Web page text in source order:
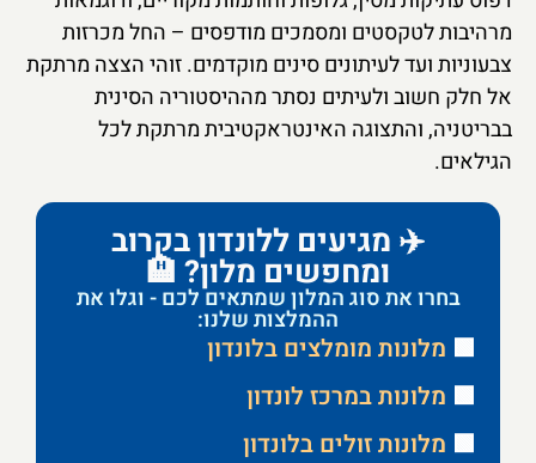
מרהיבות לטקסטים ומסמכים מודפסים – החל מכרזות
צבעוניות ועד לעיתונים סינים מוקדמים. זוהי הצצה מרתקת
אל חלק חשוב ולעיתים נסתר מההיסטוריה הסינית
בבריטניה, והתצוגה האינטראקטיבית מרתקת לכל
הגילאים.
✈️ מגיעים ללונדון בקרוב
ומחפשים מלון? 🏨
בחרו את סוג המלון שמתאים לכם - וגלו את
ההמלצות שלנו:
🟩 מלונות מומלצים בלונדון
🟩 מלונות במרכז לונדון
🟩 מלונות זולים בלונדון